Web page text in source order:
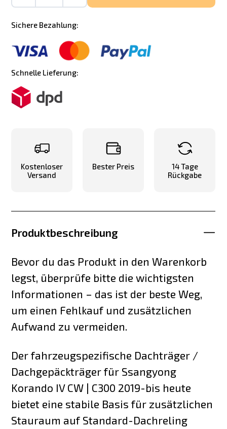
Sichere Bezahlung:
Schnelle Lieferung:
Kostenloser
Versand
Bester Preis
14 Tage
Rückgabe
Produktbeschreibung
Bevor du das Produkt in den Warenkorb
legst, überprüfe bitte die wichtigsten
Informationen – das ist der beste Weg,
um einen Fehlkauf und zusätzlichen
Aufwand zu vermeiden.
Der fahrzeugspezifische Dachträger /
Dachgepäckträger für Ssangyong
Korando IV CW | C300 2019-bis heute
bietet eine stabile Basis für zusätzlichen
Stauraum auf Standard-Dachreling